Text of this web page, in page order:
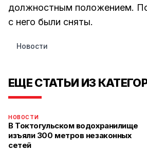
должностным положением.
с него были сняты.
Новости
ЕЩЕ СТАТЬИ ИЗ
НОВОСТИ
В Токтогульском водохранилище
изъяли 300 метров незаконных
сетей